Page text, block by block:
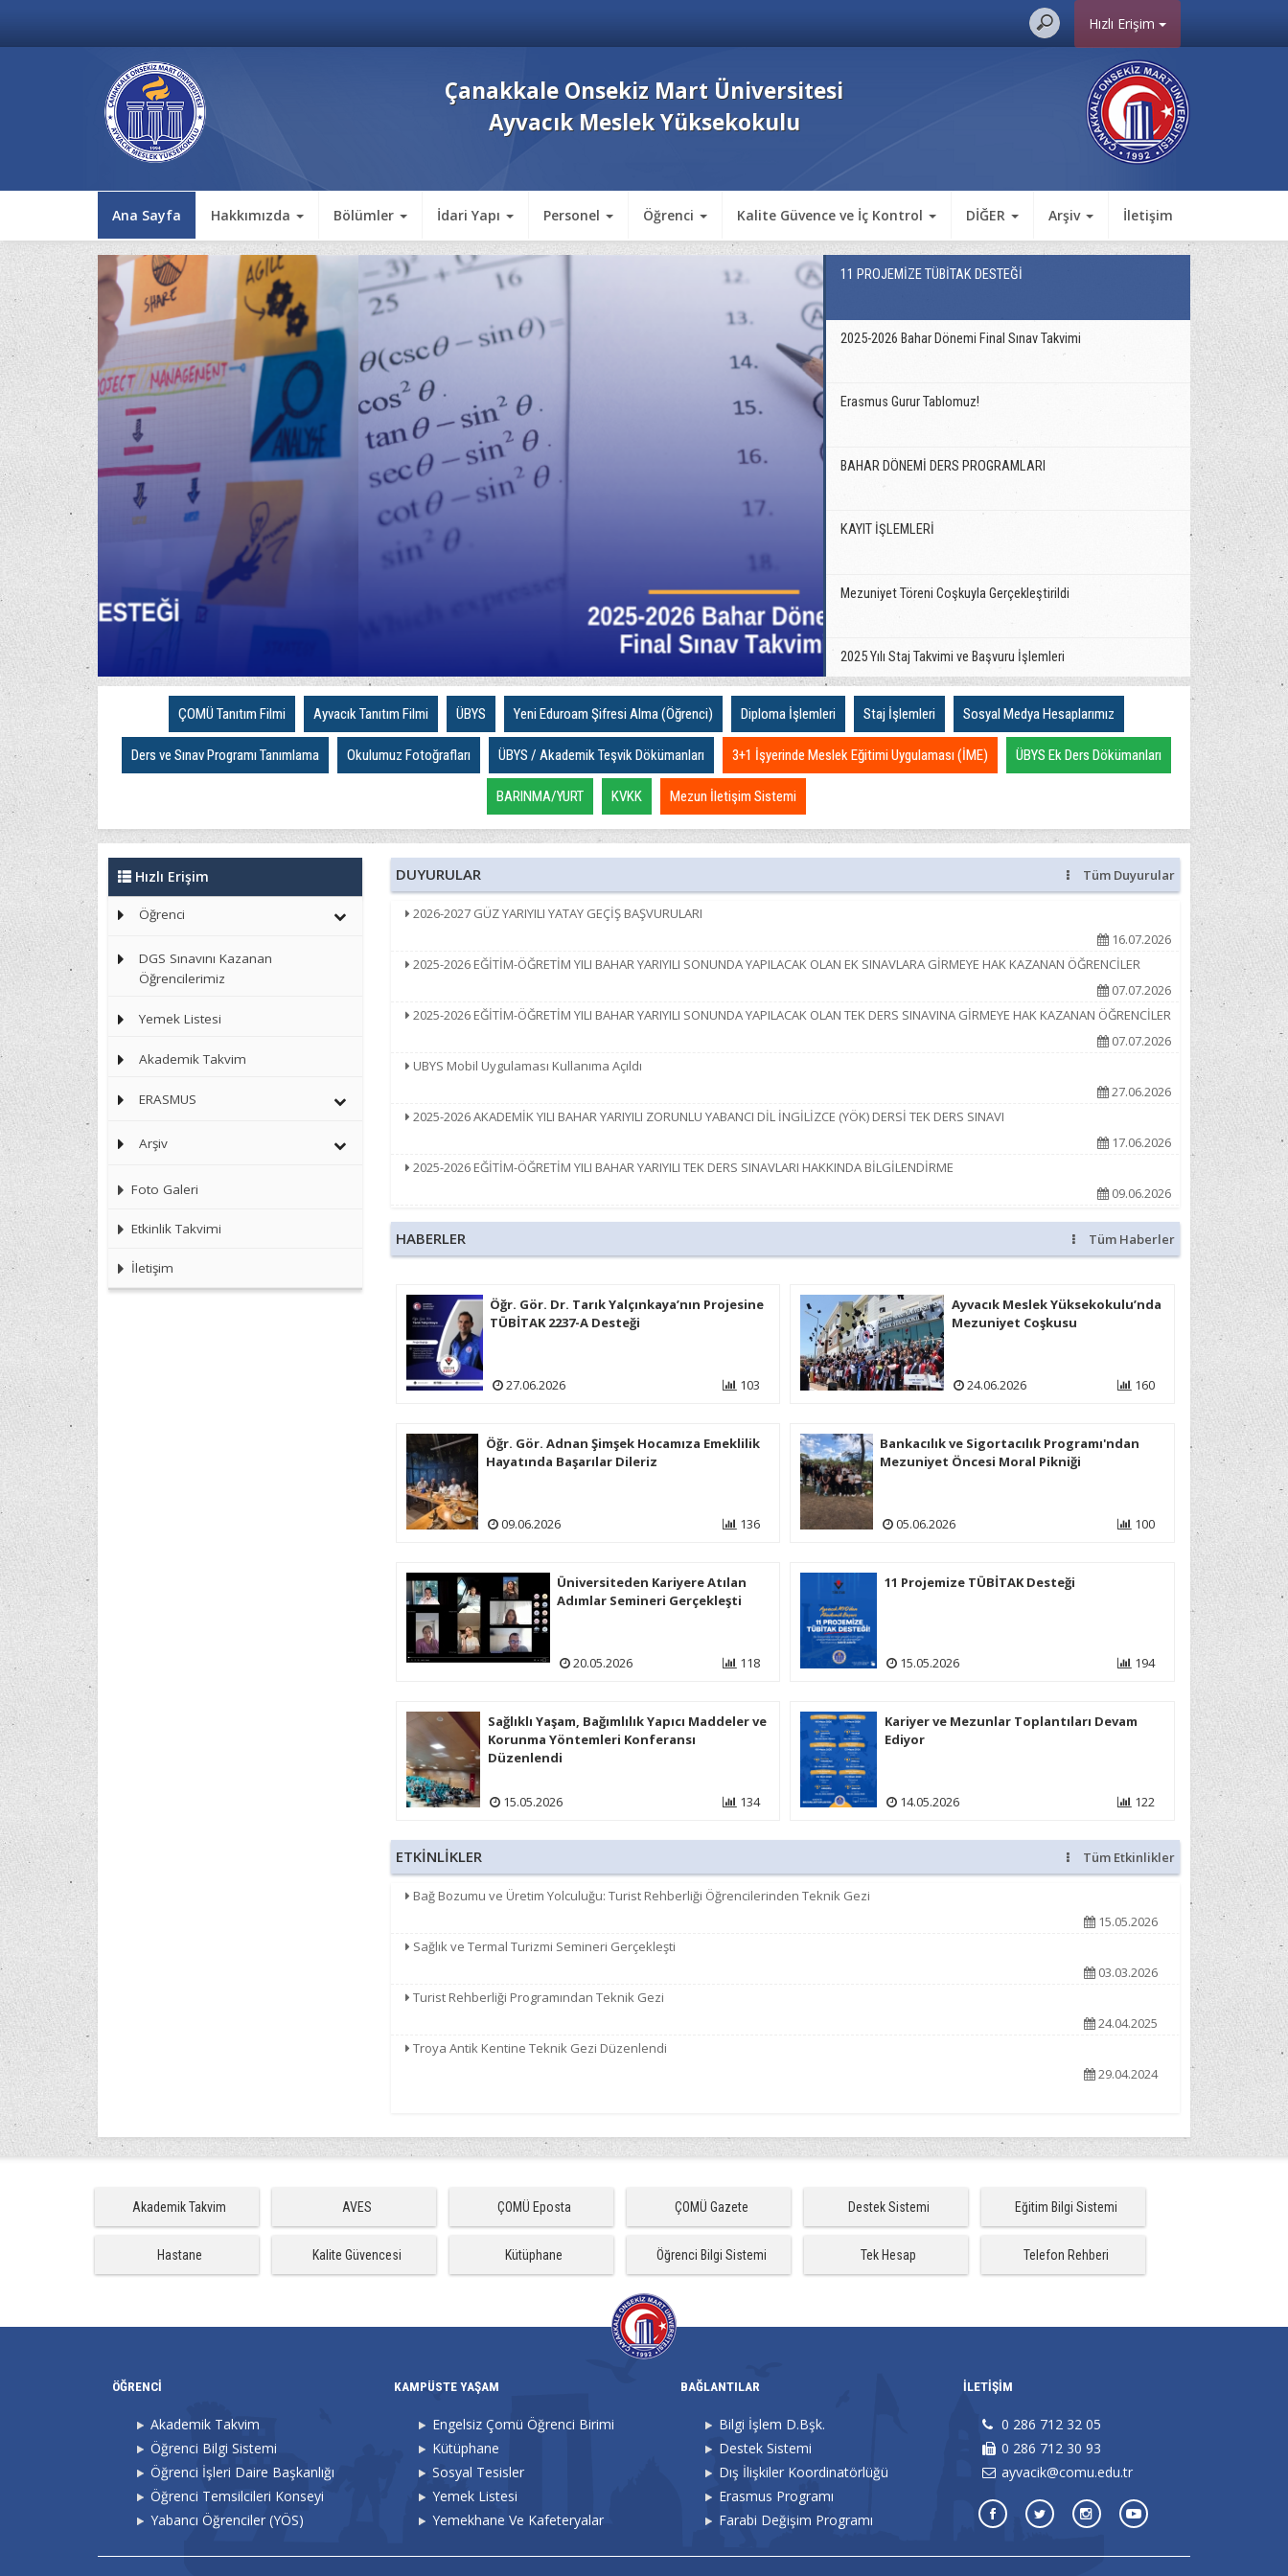
Hızlı Erişim
Çanakkale Onsekiz Mart Üniversitesi
Ayvacık Meslek Yüksekokulu
Ana Sayfa Hakkımızda Bölümler İdari Yapı Personel Öğrenci Kalite Güvence ve İç Kontrol DİĞER Arşiv İletişim
11 PROJEMİZE TÜBİTAK DESTEĞİ
2025-2026 Bahar Dönemi Final Sınav Takvimi
Erasmus Gurur Tablomuz!
BAHAR DÖNEMİ DERS PROGRAMLARI
KAYIT İŞLEMLERİ
Mezuniyet Töreni Coşkuyla Gerçekleştirildi
2025 Yılı Staj Takvimi ve Başvuru İşlemleri
2024-2025 Bahar Yarıyılı Ders Programları
Kalite Güvence ve İyileştirme Ziyareti ile Akademik Yükseltme
ÇOMÜ Tanıtım Filmi Ayvacık Tanıtım Filmi ÜBYS Yeni Eduroam Şifresi Alma (Öğrenci) Diploma İşlemleri Staj İşlemleri Sosyal Medya Hesaplarımız
Ders ve Sınav Programı Tanımlama Okulumuz Fotoğrafları ÜBYS / Akademik Teşvik Dökümanları 3+1 İşyerinde Meslek Eğitimi Uygulaması (İME) ÜBYS Ek Ders Dökümanları
BARINMA/YURT KVKK Mezun İletişim Sistemi
Hızlı Erişim
Öğrenci
DGS Sınavını Kazanan
Öğrencilerimiz
Yemek Listesi
Akademik Takvim
ERASMUS
Arşiv
Foto Galeri
Etkinlik Takvimi
İletişim
DUYURULAR Tüm Duyurular
2026-2027 GÜZ YARIYILI YATAY GEÇİŞ BAŞVURULARI
16.07.2026
2025-2026 EĞİTİM-ÖĞRETİM YILI BAHAR YARIYILI SONUNDA YAPILACAK OLAN EK SINAVLARA GİRMEYE HAK KAZANAN ÖĞRENCİLER
07.07.2026
2025-2026 EĞİTİM-ÖĞRETİM YILI BAHAR YARIYILI SONUNDA YAPILACAK OLAN TEK DERS SINAVINA GİRMEYE HAK KAZANAN ÖĞRENCİLER
07.07.2026
UBYS Mobil Uygulaması Kullanıma Açıldı
27.06.2026
2025-2026 AKADEMİK YILI BAHAR YARIYILI ZORUNLU YABANCI DİL İNGİLİZCE (YÖK) DERSİ TEK DERS SINAVI
17.06.2026
2025-2026 EĞİTİM-ÖĞRETİM YILI BAHAR YARIYILI TEK DERS SINAVLARI HAKKINDA BİLGİLENDİRME
09.06.2026
2025-2026 EĞİTİM-ÖĞRETİM YILI BAHAR YARIYILI EK SINAV DUYURUSU
09.06.2026
HABERLER Tüm Haberler
Öğr. Gör. Dr. Tarık Yalçınkaya’nın Projesine
TÜBİTAK 2237-A Desteği
27.06.2026 103
Ayvacık Meslek Yüksekokulu’nda
Mezuniyet Coşkusu
24.06.2026 160
Öğr. Gör. Adnan Şimşek Hocamıza Emeklilik
Hayatında Başarılar Dileriz
09.06.2026 136
Bankacılık ve Sigortacılık Programı'ndan
Mezuniyet Öncesi Moral Pikniği
05.06.2026 100
Üniversiteden Kariyere Atılan
Adımlar Semineri Gerçekleşti
20.05.2026 118
11 Projemize TÜBİTAK Desteği
15.05.2026 194
Sağlıklı Yaşam, Bağımlılık Yapıcı Maddeler ve
Korunma Yöntemleri Konferansı
Düzenlendi
15.05.2026 134
Kariyer ve Mezunlar Toplantıları Devam
Ediyor
14.05.2026 122
ETKİNLİKLER Tüm Etkinlikler
Bağ Bozumu ve Üretim Yolculuğu: Turist Rehberliği Öğrencilerinden Teknik Gezi
15.05.2026
Sağlık ve Termal Turizmi Semineri Gerçekleşti
03.03.2026
Turist Rehberliği Programından Teknik Gezi
24.04.2025
Troya Antik Kentine Teknik Gezi Düzenlendi
29.04.2024
Akademik Takvim AVES ÇOMÜ Eposta ÇOMÜ Gazete Destek Sistemi Eğitim Bilgi Sistemi
Hastane Kalite Güvencesi Kütüphane Öğrenci Bilgi Sistemi Tek Hesap Telefon Rehberi
ÖĞRENCİ
Akademik Takvim
Öğrenci Bilgi Sistemi
Öğrenci İşleri Daire Başkanlığı
Öğrenci Temsilcileri Konseyi
Yabancı Öğrenciler (YÖS)
KAMPÜSTE YAŞAM
Engelsiz Çomü Öğrenci Birimi
Kütüphane
Sosyal Tesisler
Yemek Listesi
Yemekhane Ve Kafeteryalar
BAĞLANTILAR
Bilgi İşlem D.Bşk.
Destek Sistemi
Dış İlişkiler Koordinatörlüğü
Erasmus Programı
Farabi Değişim Programı
İLETİŞİM
0 286 712 32 05
0 286 712 30 93
ayvacik@comu.edu.tr